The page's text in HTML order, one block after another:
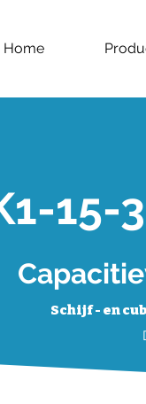
Home
Schijf - en
15-